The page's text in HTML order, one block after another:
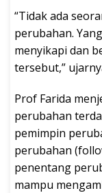
“Tidak ada
perubahan.
menyikapi dan
tersebut,”
Prof Farida
perubahan
pemimpin
perubahan
penentang
mampu